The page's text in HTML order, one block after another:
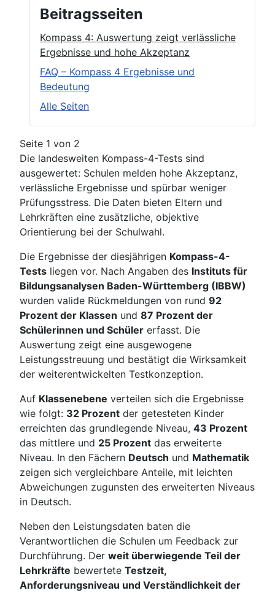
Beitragsseiten
Kompass 4: Auswertung zeigt verlässliche
Ergebnisse und hohe Akzeptanz
FAQ – Kompass 4 Ergebnisse und
Bedeutung
Alle Seiten
Seite 1 von 2
Die landesweiten Kompass-4-Tests sind
ausgewertet: Schulen melden hohe Akzeptanz,
verlässliche Ergebnisse und spürbar weniger
Prüfungsstress. Die Daten bieten Eltern und
Lehrkräften eine zusätzliche, objektive
Orientierung bei der Schulwahl.
Die Ergebnisse der diesjährigen Kompass-4-
Tests liegen vor. Nach Angaben des Instituts für
Bildungsanalysen Baden-Württemberg (IBBW)
wurden valide Rückmeldungen von rund 92
Prozent der Klassen und 87 Prozent der
Schülerinnen und Schüler erfasst. Die
Auswertung zeigt eine ausgewogene
Leistungsstreuung und bestätigt die Wirksamkeit
der weiterentwickelten Testkonzeption.
Auf Klassenebene verteilen sich die Ergebnisse
wie folgt: 32 Prozent der getesteten Kinder
erreichten das grundlegende Niveau, 43 Prozent
das mittlere und 25 Prozent das erweiterte
Niveau. In den Fächern Deutsch und Mathematik
zeigen sich vergleichbare Anteile, mit leichten
Abweichungen zugunsten des erweiterten Niveaus
in Deutsch.
Neben den Leistungsdaten baten die
Verantwortlichen die Schulen um Feedback zur
Durchführung. Der weit überwiegende Teil der
Lehrkräfte bewertete Testzeit,
Anforderungsniveau und Verständlichkeit der